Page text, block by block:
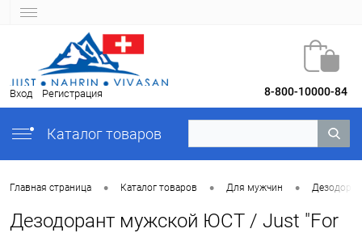
Вход Регистрация 8-800-10000-84
Каталог товаров
Главная страница • Каталог товаров • Для мужчин •
Дезодорант мужской ЮСТ / Just "For